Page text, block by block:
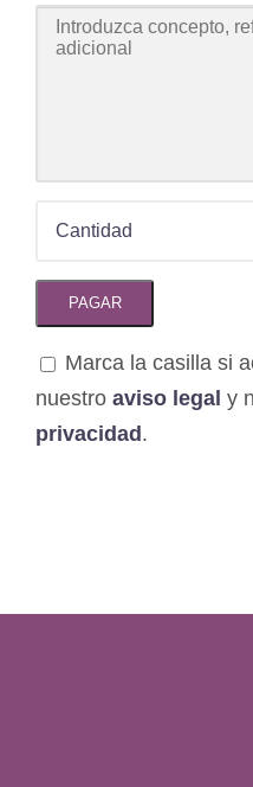
Marca la casilla si
nuestro aviso legal y
privacidad.